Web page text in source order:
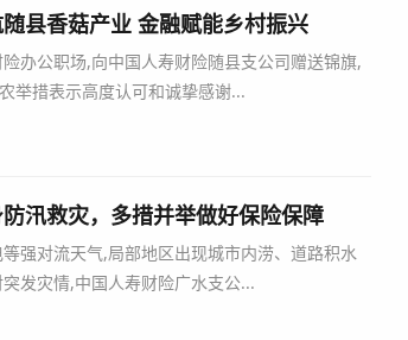
县香菇产业 金融赋能乡村振兴
办公职场,向中国人寿财险随县支公司赠送锦旗,
举措表示高度认可和诚挚感谢...
汛救灾，多措并举做好保险保障
强对流天气,局部地区出现城市内涝、道路积水
发灾情,中国人寿财险广水支公...